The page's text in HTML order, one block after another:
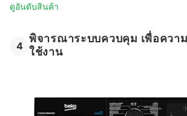
ดูอันดับสินค้า
4
พิจารณาระบบควบคุม เพื่อควา
ใช้งาน